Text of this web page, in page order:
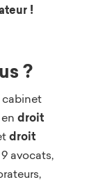
!
?
cabinet
droit
droit
avocats,